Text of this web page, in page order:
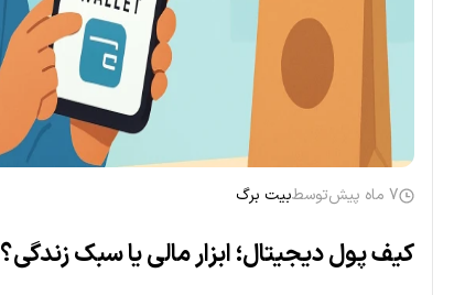
7 ماه پیش توسطبیت برگ
کیف پول دیجیتال؛ ابزار مالی یا سبک زندگی؟